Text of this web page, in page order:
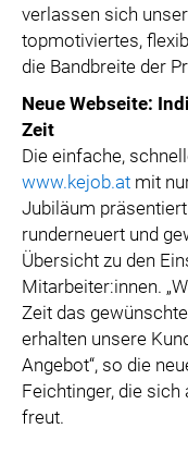
verlassen sich
topmotiviertes,
die Bandbreite der
Neue Webseite:
Zeit
Die einfache,
www.kejob.at mit
Jubiläum
runderneuert und
Übersicht zu den
Mitarbeiter:innen.
Zeit das
erhalten unsere
Angebot“, so die
Feichtinger, die sich
freut.